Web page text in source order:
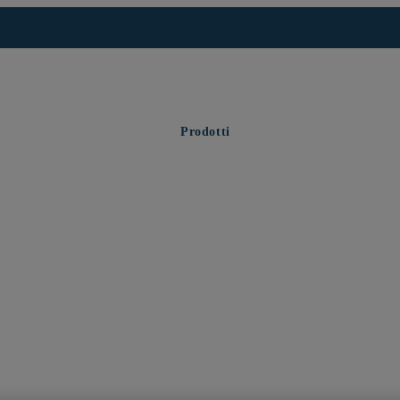
Prodotti